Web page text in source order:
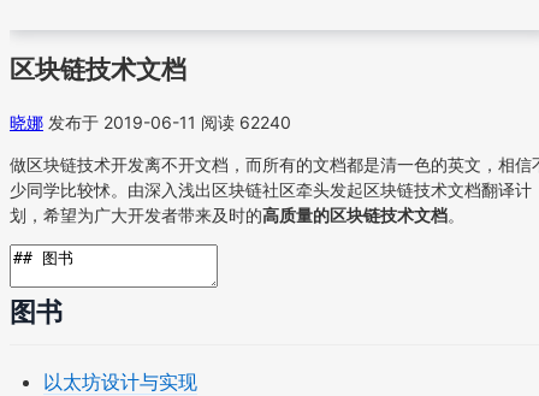
区块链技术文档
晓娜 发布于 2019-06-11 阅读 62240
做区块链技术开发离不开文档，而所有的文档都是清一色的英文，相信
少同学比较怵。由深入浅出区块链社区牵头发起区块链技术文档翻译计
划，希望为广大开发者带来及时的高质量的区块链技术文档。
图书
以太坊设计与实现